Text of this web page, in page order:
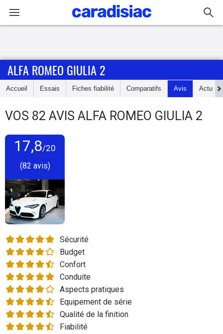
Accueil
Essais
Guide
Electriques
Utilitaires
Flottes
Auto
Services
Forum
Moto
ALFA ROMEO GIULIA 2
Accueil Essais Fiches fiabilité Comparatifs Avis Actu
VOS 82 AVIS ALFA ROMEO GIULIA 2
17,8/20
(82 avis)
Sécurité
Budget
Confort
Conduite
Aspects pratiques
Equipement de série
Qualité de la finition
Fiabilité